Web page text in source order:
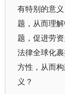
有特别的意
题，从而理
题，促进劳
法律全球化
方性，从而
义？